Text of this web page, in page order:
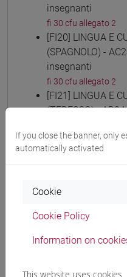
insegnanti
fi 30 cfu allegato 2
[FI20] LINGUA E
(SPAGNOLO) -
insegnanti
fi 30 cfu allegato 2
[FI21] LINGUA E
(TEDESCO) -
fi 30 cfu allegato 2
[FI22] LINGUE E
ISTITUTI DI
fi 30 cfu allegato 2
[FI23] LINGUA E
insegnanti
[FI24] LINGUE E
If you close the banner, only
automatically activated
Cookie
Cookie Policy
Information on
This website uses cookies